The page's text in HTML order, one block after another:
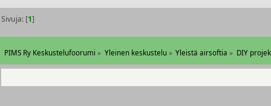
Sivuja: [1]
PIMS Ry Keskustelufoorumi » Yleinen keskustelu» Yleistä airsoftia » DIY